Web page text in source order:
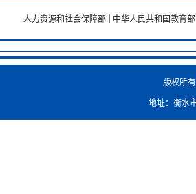
人力资源和社会保障部 中华人民共和国教育部
版权所
地址：衡水